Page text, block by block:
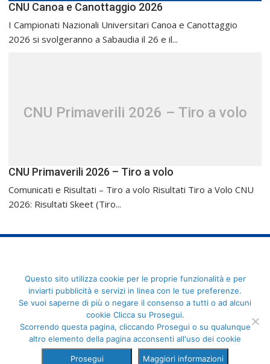
CNU Canoa e Canottaggio 2026
I Campionati Nazionali Universitari Canoa e Canottaggio
2026 si svolgeranno a Sabaudia il 26 e il...
CNU Primaverili 2026 – Tiro a volo
CNU Primaverili 2026 – Tiro a volo
Comunicati e Risultati – Tiro a volo Risultati Tiro a Volo CNU
2026: Risultati Skeet (Tiro...
FederCUSI: Federazione Italiana dello Sport Universitario - Via
Angelo Brofferio, 7 - 00195 Roma - C.F. 80109270589
Questo sito utilizza cookie per le proprie funzionalità e per
inviarti pubblicità e servizi in linea con le tue preferenze.
Se vuoi saperne di più o negare il consenso a tutti o ad alcuni
cookie Clicca su Prosegui.
Scorrendo questa pagina, cliccando Prosegui o su qualunque
altro elemento della pagina acconsenti all'uso dei cookie
Prosegui Maggiori informazioni